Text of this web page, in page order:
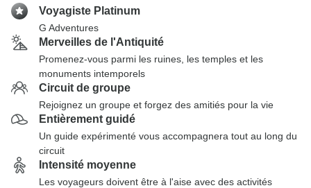
Voyagiste Platinum
G Adventures
Merveilles de l'Antiquité
Promenez-vous parmi les ruines, les temples et les
monuments intemporels
Circuit de groupe
Rejoignez un groupe et forgez des amitiés pour la vie
Entièrement guidé
Un guide expérimenté vous accompagnera tout au long du
circuit
Intensité moyenne
Les voyageurs doivent être à l'aise avec des activités